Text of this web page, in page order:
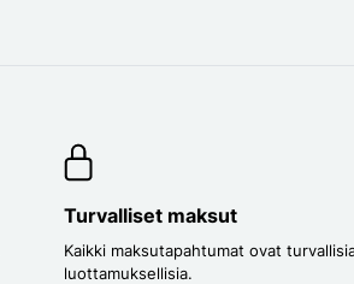
Turvalliset maksut
Kaikki maksutapahtumat ovat
luottamuksellisia.